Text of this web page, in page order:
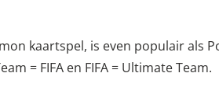
kaartspel, is even populair als
= FIFA en FIFA = Ultimate Team.